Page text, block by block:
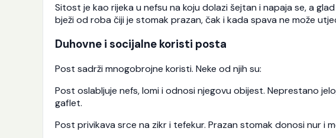
Sitost je kao rijeka u nefsu na koju dolazi šejtan i napaja se, a
bježi od roba čiji je stomak prazan, čak i kada spava ne može
Duhovne i socijalne koristi posta
Post sadrži mnogobrojne koristi. Neke od njih su:
Post oslabljuje nefs, lomi i odnosi njegovu obijest. Neprestano
gaflet.
Post privikava srce na zikr i tefekur. Prazan stomak donosi nur i